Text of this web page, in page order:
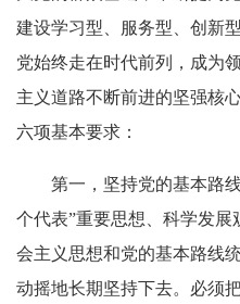
建设学习型、服务型、创新
党始终走在时代前列，成为
主义道路不断前进的坚强核
六项基本要求：
第一，坚持党的基本路线
个代表”重要思想、科学发
会主义思想和党的基本路线
动摇地长期坚持下去。必须